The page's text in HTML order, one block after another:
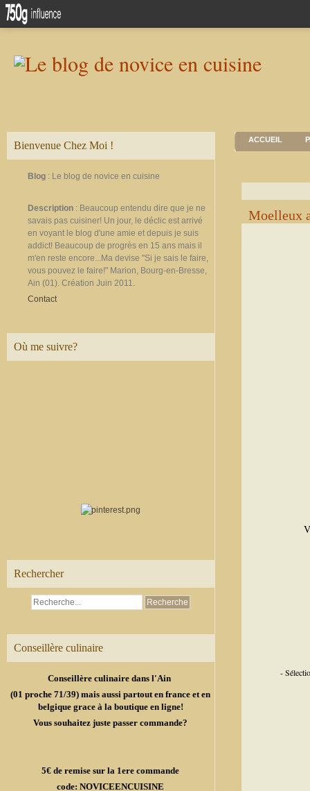
Bienvenue Chez Moi !
Blog : Le blog de novice en cuisine
Description : Beaucoup entendu dire que je ne
savais pas cuisiner! Un jour, le déclic est arrivé
en voyant le blog d'une amie et depuis je suis
addict! Beaucoup de progrès en 15 ans mais il
m'en reste encore...Ma devise "Si je sais le faire,
vous pouvez le faire!" Marion, Bourg-en-Bresse,
Ain (01). Création Juin 2011.
Contact
Où me suivre?
Rechercher
Conseillère culinaire
Conseillère culinaire dans l'Ain
(01 proche 71/39) mais aussi partout en france et en
belgique grace à la boutique en ligne!
Vous souhaitez juste passer commande?
5€ de remise sur la 1ere commande
code: NOVICEENCUISINE
ACCUEIL
Moelleux
-